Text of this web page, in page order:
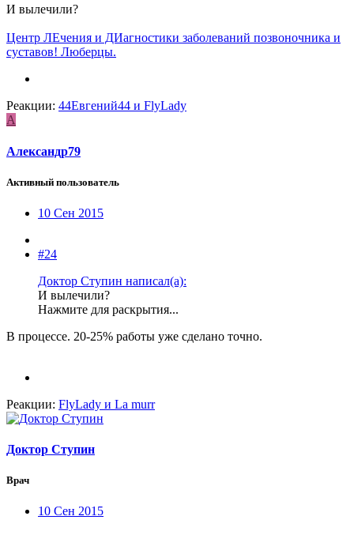
И вылечили?
Центр ЛЕчения и ДИагностики заболеваний позвоночника и
суставов! Люберцы.
Реакции: 44Евгений44 и FlyLady
А
Александр79
Активный пользователь
10 Сен 2015
#24
Доктор Ступин написал(а):
И вылечили?
Нажмите для раскрытия...
В процессе. 20-25% работы уже сделано точно.
Реакции: FlyLady и La murr
Доктор Ступин
Врач
10 Сен 2015